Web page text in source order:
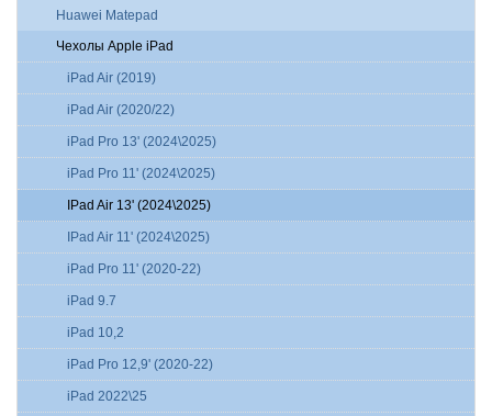
Huawei Matepad
Чехолы Apple iPad
iPad Air (2019)
iPad Air (2020/22)
iPad Pro 13' (2024\2025)
iPad Pro 11' (2024\2025)
IPad Air 13' (2024\2025)
IPad Air 11' (2024\2025)
iPad Pro 11' (2020-22)
iPad 9.7
iPad 10,2
iPad Pro 12,9' (2020-22)
iPad 2022\25